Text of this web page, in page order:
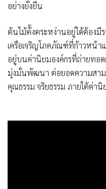
อย่างยั่งยืน
ต้นไม้ตั้งตระหง่านอยู่ได้ต้องมี
เครือเจริญโภคภัณฑ์ที่ก้าวหน้า
อยู่บนค่านิยมองค์กรที่ถ่ายทอ
มุ่งมั่นพัฒนา ต่อยอดความสาม
คุณธรรม จริยธรรม ภายใต้ค่านิ